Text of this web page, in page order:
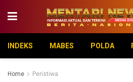
INDEKS MABES POLDA
Home Peristiwa